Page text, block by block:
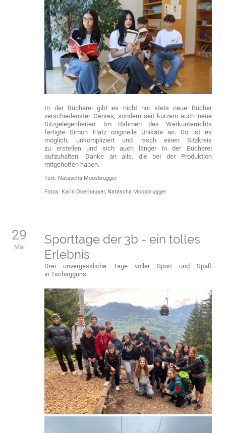
In der Bücherei gibt es nicht nur stets neue Bücher
verschiedenster Genres, sondern seit kurzem auch neue
Sitzgelegenheiten. Im Rahmen des Werkunterrichts
fertigte Simon Flatz originelle Unikate an. So ist es
möglich, unkompliziert und rasch einen Sitzkreis
zu erstellen und sich auch länger in der Bücherei
aufzuhalten. Danke an alle, die bei der Produktion
mitgeholfen haben.
Text: Natascha Moosbrugger
Fotos: Karin Oberhauser, Natascha Moosbrugger
29
Mai
Sporttage der 3b - ein tolles
Erlebnis
Drei unvergessliche Tage voller Sport und Spaß
in Tschagguns.